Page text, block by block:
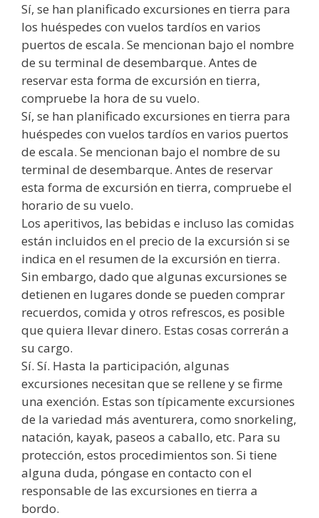
Sí, se han planificado excursiones en tierra para
los huéspedes con vuelos tardíos en varios
puertos de escala. Se mencionan bajo el nombre
de su terminal de desembarque. Antes de
reservar esta forma de excursión en tierra,
compruebe la hora de su vuelo.
Sí, se han planificado excursiones en tierra para
huéspedes con vuelos tardíos en varios puertos
de escala. Se mencionan bajo el nombre de su
terminal de desembarque. Antes de reservar
esta forma de excursión en tierra, compruebe el
horario de su vuelo.
Los aperitivos, las bebidas e incluso las comidas
están incluidos en el precio de la excursión si se
indica en el resumen de la excursión en tierra.
Sin embargo, dado que algunas excursiones se
detienen en lugares donde se pueden comprar
recuerdos, comida y otros refrescos, es posible
que quiera llevar dinero. Estas cosas correrán a
su cargo.
Sí. Sí. Hasta la participación, algunas
excursiones necesitan que se rellene y se firme
una exención. Estas son típicamente excursiones
de la variedad más aventurera, como snorkeling,
natación, kayak, paseos a caballo, etc. Para su
protección, estos procedimientos son. Si tiene
alguna duda, póngase en contacto con el
responsable de las excursiones en tierra a
bordo.